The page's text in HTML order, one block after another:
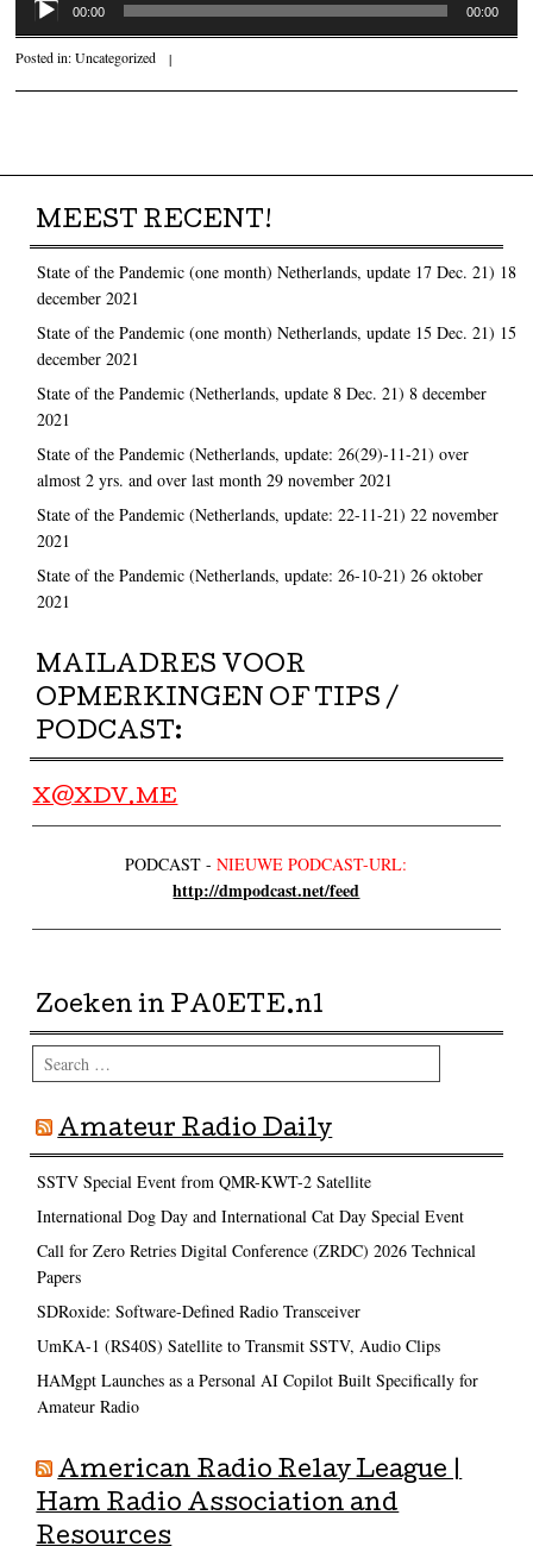
00:00 00:00
Posted in:Uncategorized |
MEEST RECENT!
State of the Pandemic (one month) Netherlands, update 17 Dec. 21) 18
december 2021
State of the Pandemic (one month) Netherlands, update 15 Dec. 21) 15
december 2021
State of the Pandemic (Netherlands, update 8 Dec. 21) 8 december
2021
State of the Pandemic (Netherlands, update: 26(29)-11-21) over
almost 2 yrs. and over last month 29 november 2021
State of the Pandemic (Netherlands, update: 22-11-21) 22 november
2021
State of the Pandemic (Netherlands, update: 26-10-21) 26 oktober
2021
MAILADRES VOOR
OPMERKINGEN OF TIPS /
PODCAST:
X@XDV.ME
PODCAST -NIEUWE PODCAST-URL:
http://dmpodcast.net/feed
Zoeken in PA0ETE.nl
Search
Amateur Radio Daily
SSTV Special Event from QMR-KWT-2 Satellite
International Dog Day and International Cat Day Special Event
Call for Zero Retries Digital Conference (ZRDC) 2026 Technical
Papers
SDRoxide: Software-Defined Radio Transceiver
UmKA-1 (RS40S) Satellite to Transmit SSTV, Audio Clips
HAMgpt Launches as a Personal AI Copilot Built Specifically for
Amateur Radio
American Radio Relay League |
Ham Radio Association and
Resources